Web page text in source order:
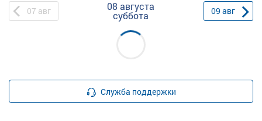
07 авг 08 августа
суббота 09 авг
Служба поддержки